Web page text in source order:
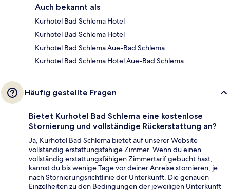
Auch bekannt als
Kurhotel Bad Schlema Hotel
Kurhotel Bad Schlema Hotel
Kurhotel Bad Schlema Aue-Bad Schlema
Kurhotel Bad Schlema Hotel Aue-Bad Schlema
Häufig gestellte Fragen
Bietet Kurhotel Bad Schlema eine kostenlose
Stornierung und vollständige Rückerstattung an?
Ja, Kurhotel Bad Schlema bietet auf unserer Website
vollständig erstattungsfähige Zimmer. Wenn du einen
vollständig erstattungsfähigen Zimmertarif gebucht hast,
kannst du bis wenige Tage vor deiner Anreise stornieren, je
nach Stornierungsrichtlinie der Unterkunft. Die genauen
Einzelheiten zu den Bedingungen der jeweiligen Unterkunft